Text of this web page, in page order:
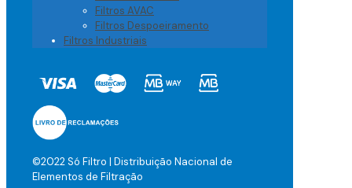
Filtros AVAC
Filtros Despoeiramento
Filtros Industriais
©2022 Só Filtro | Distribuição Nacional de
Elementos de Filtração